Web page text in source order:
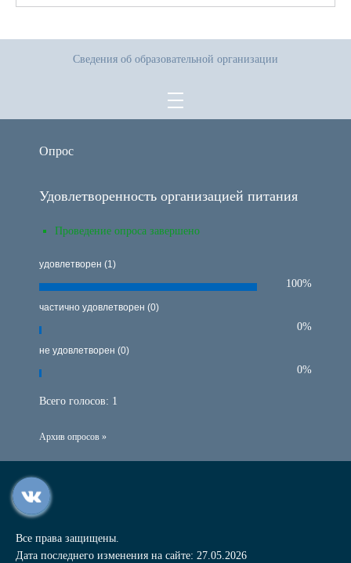
Сведения об образовательной организации
Опрос
Удовлетворенность организацией питания
Проведение опроса завершено
удовлетворен (1)
100%
частично удовлетворен (0)
0%
не удовлетворен (0)
0%
Всего голосов: 1
Архив опросов »
Все права защищены.
Дата последнего изменения на сайте: 27.05.2026